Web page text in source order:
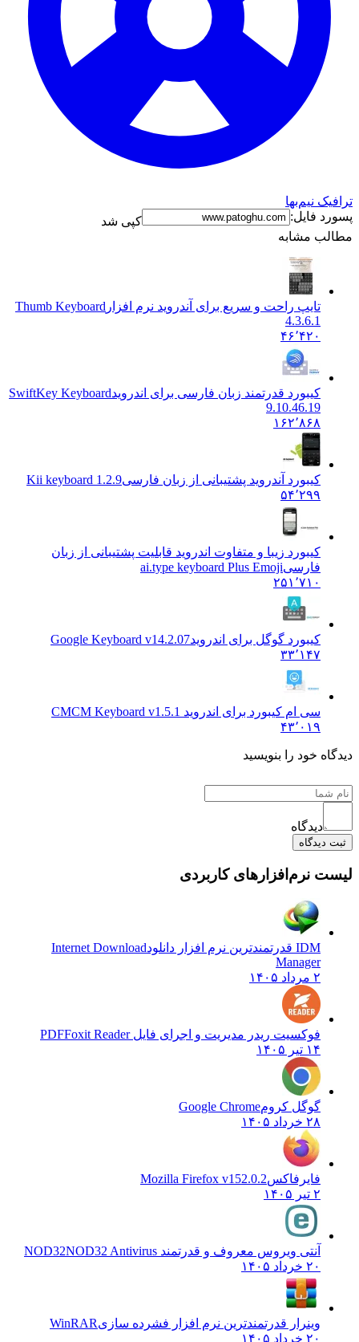
ترافیک نیم‌بها
پسورد فایل:
کپی شد
مطالب مشابه
تایپ راحت و سریع برای آندروید نرم افزار Thumb Keyboard
4.3.6.1
۴۶٬۴۲۰
کیبورد قدرتمند زبان فارسی برای اندرویدSwiftKey Keyboard
9.10.46.19
۱۶۲٬۸۶۸
کیبورد آندروید پشتیبانی از زبان فارسیKii keyboard 1.2.9
۵۴٬۲۹۹
کیبورد زیبا و متفاوت اندروید قابلیت پشتیبانی از زبان
فارسیai.type keyboard Plus Emoji
۲۵۱٬۷۱۰
کیبورد گوگل برای اندرویدGoogle Keyboard v14.2.07
۳۳٬۱۴۷
سی ام کیبورد برای اندروید CM CM Keyboard v1.5.1
۴۳٬۰۱۹
دیدگاه خود را بنویسید
دیدگاه
ثبت دیدگاه
لیست نرم‌افزارهای کاربردی
IDM قدرتمندترین نرم افزار دانلود
Internet Download
Manager
۲ مرداد ۱۴۰۵
فوکسیت ریدر مدیریت و اجرای فایل PDFFoxit Reader
۱۴ تیر ۱۴۰۵
گوگل کرومGoogle Chrome
۲۸ خرداد ۱۴۰۵
فایرفاکسMozilla Firefox v152.0.2
۲ تیر ۱۴۰۵
آنتی ویروس معروف و قدرتمند NOD32 NOD32 Antivirus
۲۰ خرداد ۱۴۰۵
وینرار قدرتمندترین نرم افزار فشرده سازیWinRAR
۲۰ خرداد ۱۴۰۵